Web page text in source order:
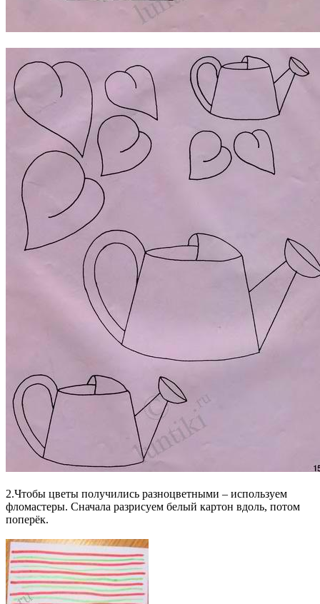
2.Чтобы цветы получились разноцветными – используем
фломастеры. Сначала разрисуем белый картон вдоль, потом
поперёк.